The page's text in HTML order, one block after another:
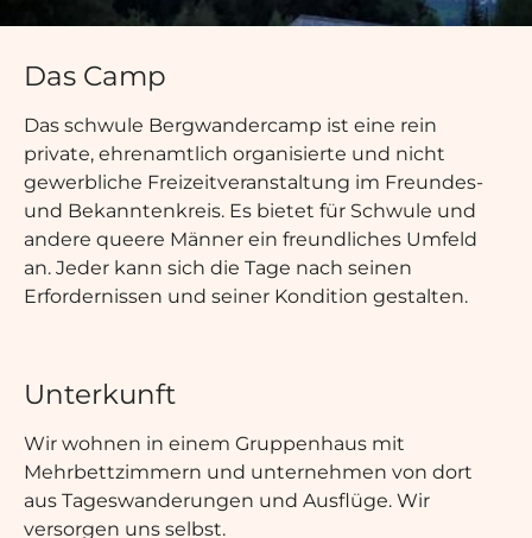
Das Camp
Das schwule Bergwandercamp ist eine rein
private, ehrenamtlich organisierte und nicht
gewerbliche Freizeitveranstaltung im Freundes-
und Bekanntenkreis. Es bietet für Schwule und
andere queere Männer ein freundliches Umfeld
an. Jeder kann sich die Tage nach seinen
Erfordernissen und seiner Kondition gestalten.
Unterkunft
Wir wohnen in einem Gruppenhaus mit
Mehrbettzimmern und unternehmen von dort
aus Tageswanderungen und Ausflüge. Wir
versorgen uns selbst.